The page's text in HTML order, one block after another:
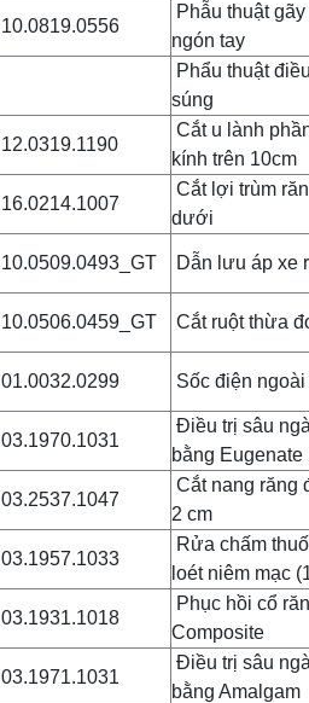
10.0819.0556
Phẫu thuật
ngón tay
Phẩu thuật
súng
12.0319.1190
Cắt u lành
kính trên 10cm
16.0214.1007
Cắt lợi trùm
dưới
10.0509.0493_GT Dẫn lưu áp xe
10.0506.0459_GT Cắt ruột thừa
01.0032.0299 Sốc điện
03.1970.1031
Điều trị sâu
bằng Eugenate
03.2537.1047
Cắt nang
2 cm
03.1957.1033
Rửa chấm
loét niêm mạc
03.1931.1018
Phục hồi cổ
Composite
03.1971.1031
Điều trị sâu
bằng Amalgam